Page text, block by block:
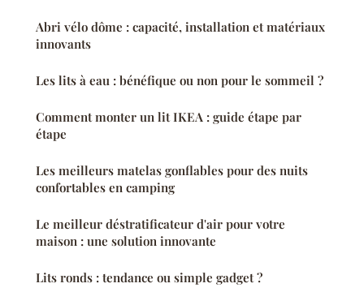
Abri vélo dôme : capacité, installation et matériaux
innovants
Les lits à eau : bénéfique ou non pour le sommeil ?
Comment monter un lit IKEA : guide étape par
étape
Les meilleurs matelas gonflables pour des nuits
confortables en camping
Le meilleur déstratificateur d'air pour votre
maison : une solution innovante
Lits ronds : tendance ou simple gadget ?